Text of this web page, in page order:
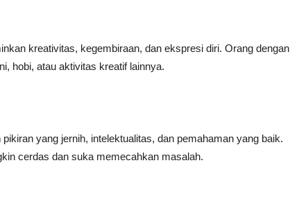
kreativitas, kegembiraan, dan ekspresi diri. Orang dengan
hobi, atau aktivitas kreatif lainnya.
yang jernih, intelektualitas, dan pemahaman yang baik.
cerdas dan suka memecahkan masalah.